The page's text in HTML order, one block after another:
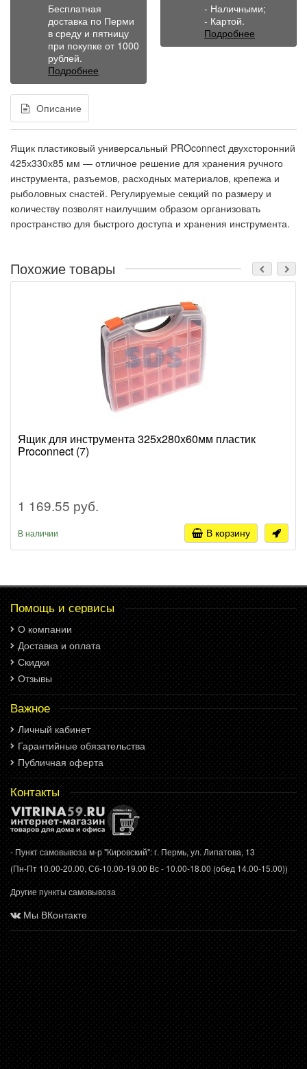
Бесплатная
доставка по Перми
в среду и пятницу
при покупке от 1000
рублей.
Подробнее
- Наличными;
- Картой.
Подробнее
Описание
Ящик пластиковый универсальный PROconnect двухсторонний
425х330х85 мм — отличное решение для хранения ручного
инструмента, разъемов, расходных материалов, крепежа и
рыболовных снастей. Регулируемые секций по размеру и
количеству позволят наилучшим образом организовать
пространство для быстрого доступа и хранения инструмента.
Похожие товары
Ящик для инструмента 325х280х60мм пластик
Proconnect (7)
1 169.55 руб.
В наличии В корзину
Помощь и сервисы
О компании
Доставка и оплата
Скидки
Отзывы
Важное
Личный кабинет
Гарантийные обязательства
Публичная оферта
Контакты
- Пункт самовывоза м-р "Кировский": г. Пермь, ул. Липатова, 13
(Пн-Пт 10.00-20.00, Сб-10.00-19.00 Вс - 10.00-18.00 (обед 14.00-15.00))
Другие пункты самовывоза
Мы ВКонтакте